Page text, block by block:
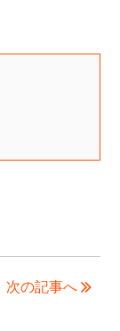
次の記事へ